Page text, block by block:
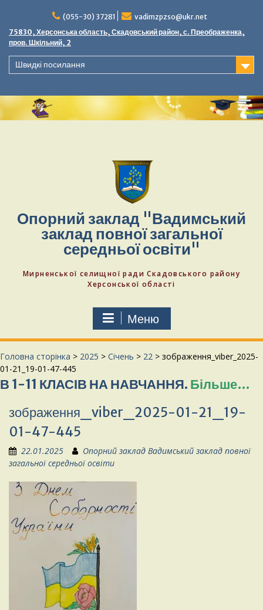
вмісту
(055-30) 37281
vadimzpzso@ukr.net
75830, Херсонська область, Скадовський район, с. Преображенка,
пров. Шкільний, 2
Швидкі посилання
Опорний заклад "Вадимський
заклад повної загальної
середньої освіти"
Мирненської селищної ради Скадовського району
Херсонської області
Меню
Головна сторінка > 2025 > Січень > 22 > зображення_viber_2025-
01-21_19-01-47-445
КЛАСІВ НА НАВЧАННЯ.Більше…СЛАВА
зображення_viber_2025-01-21_19-
01-47-445
22.01.2025
Опорний заклад Вадимський заклад повної
загальної середньої освіти